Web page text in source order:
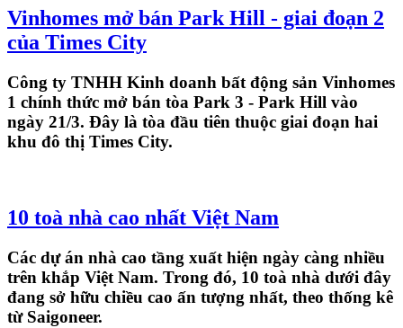
Vinhomes mở bán Park Hill - giai đoạn 2
của Times City
Công ty TNHH Kinh doanh bất động sản Vinhomes
1 chính thức mở bán tòa Park 3 - Park Hill vào
ngày 21/3. Đây là tòa đầu tiên thuộc giai đoạn hai
khu đô thị Times City.
10 toà nhà cao nhất Việt Nam
Các dự án nhà cao tầng xuất hiện ngày càng nhiều
trên khắp Việt Nam. Trong đó, 10 toà nhà dưới đây
đang sở hữu chiều cao ấn tượng nhất, theo thống kê
từ Saigoneer.